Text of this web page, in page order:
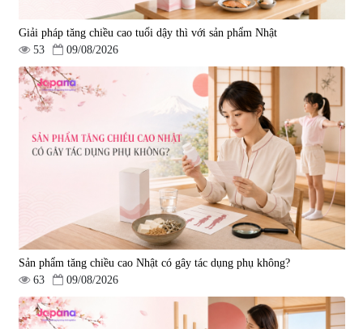
Giải pháp tăng chiều cao tuổi dậy thì với sản phẩm Nhật
53
09/08/2026
Sản phẩm tăng chiều cao Nhật có gây tác dụng phụ không?
63
09/08/2026